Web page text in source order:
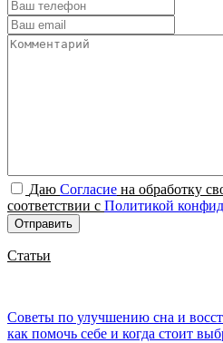
Даю Согласие на обработку
соответствии с Политикой
Отправить
Статьи
Советы по улучшению сна и
как помочь себе и когда стоит